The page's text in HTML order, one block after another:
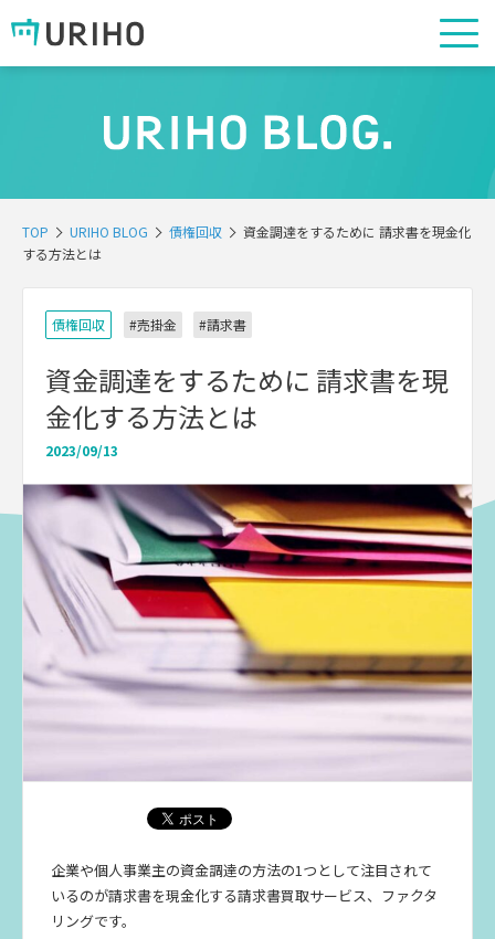
TOP URIHO BLOG 債権回収
資金調達をするために 請求書を現金化
する方法とは
債権回収 #売掛金 #請求書
資金調達をするために 請求書を現
金化する方法とは
2023/09/13
企業や個人事業主の資金調達の方法の1つとして注目されて
いるのが請求書を現金化する請求書買取サービス、ファクタ
リングです。